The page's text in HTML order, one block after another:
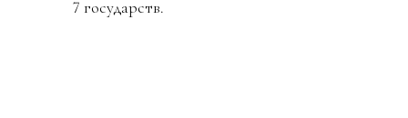
7 государств.